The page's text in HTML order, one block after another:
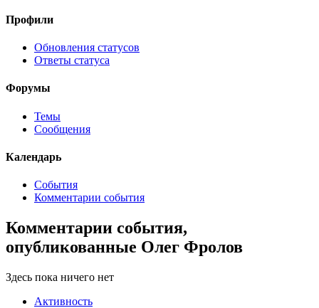
Профили
Обновления статусов
Ответы статуса
Форумы
Темы
Сообщения
Календарь
События
Комментарии события
Комментарии события,
опубликованные Олег Фролов
Здесь пока ничего нет
Активность